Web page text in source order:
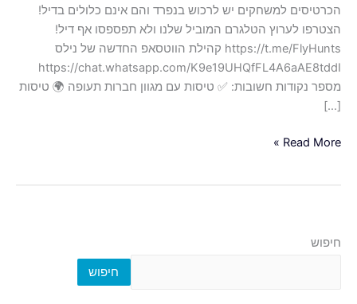
הכרטיסים למשחקים יש לרכוש בנפרד והם אינם כלולים בדיל!
הצטרפו לערוץ הטלגרם המוביל שלנו ולא תפספסו אף דיל!
https://t.me/FlyHunts קהילת הווטסאפ החדשה של נילס
https://chat.whatsapp.com/K9e19UHQfFL4A6aAE8tddI
מספר נקודות חשובות: ✅ טיסות עם מגוון חברות תעופה 🌍 טיסות
[…]
Read More »
חיפוש
חיפוש